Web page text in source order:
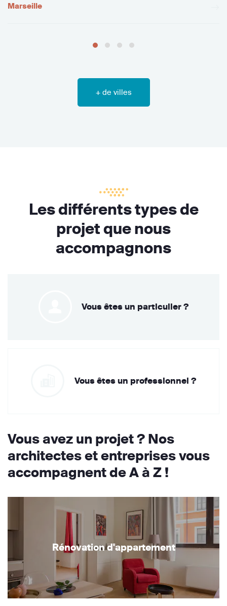
Marseille
+ de villes
Les différents types de
projet que nous
accompagnons
Vous êtes un particulier ?
Vous êtes un professionnel ?
Vous avez un projet ? Nos
architectes et entreprises vous
accompagnent de A à Z !
Rénovation d'appartement